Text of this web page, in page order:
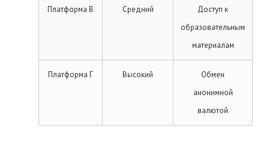
Платформа В Средний
Доступ к
образовательным
материалам
Платформа Г Высокий
Обмен
анонимной
валютой